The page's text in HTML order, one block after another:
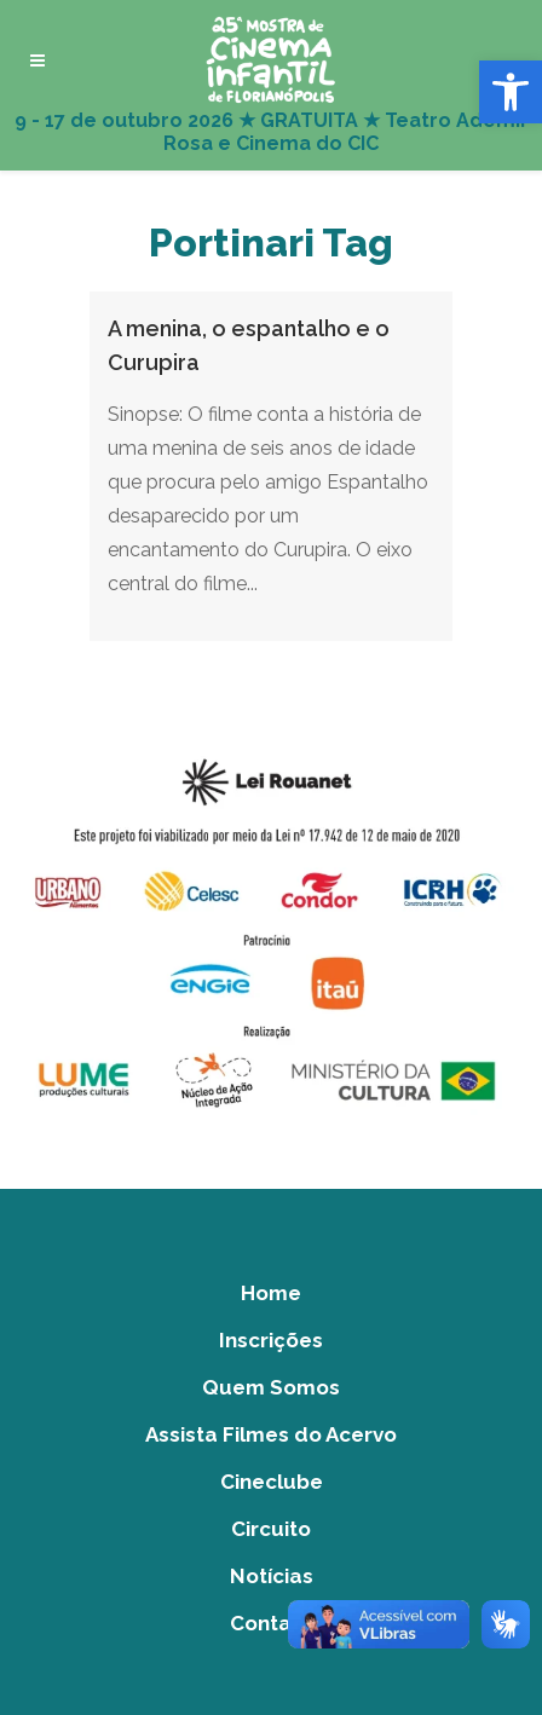
Abrir
Portinari Tag
A menina, o espantalho e o
Curupira
Sinopse: O filme conta a história de
uma menina de seis anos de idade
que procura pelo amigo Espantalho
desaparecido por um
encantamento do Curupira. O eixo
central do filme...
Home
Inscrições
Quem Somos
Assista Filmes do Acervo
Cineclube
Circuito
Notícias
Contato